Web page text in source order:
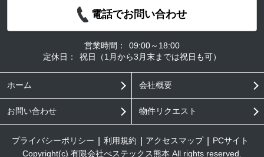
電話でお問い合わせ
営業時間：
09:00～18:00
定休日：
祝日（1月から3月末までは祝日も可）
ホーム 会社概要
お問い合わせ 物件リクエスト
プライバシーポリシー 利用規約 アクセスマップ
PCサイト
Copyright(c) 有限会社べステックス熊本 All rights reserved.